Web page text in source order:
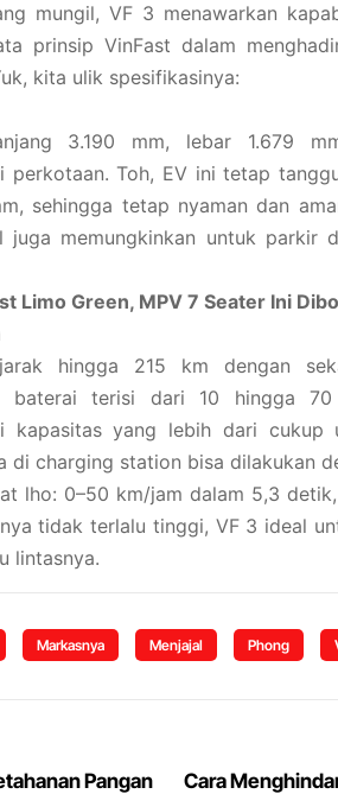
mungil, VF 3 menawarkan
prinsip VinFast dalam
kita ulik spesifikasinya:
3.190 mm, lebar 1.679
perkotaan. Toh, EV ini tetap
sehingga tetap nyaman dan
juga memungkinkan untuk parkir
Limo Green, MPV 7 Seater Ini
hingga 215 km dengan
baterai terisi dari 10 hingga
kapasitas yang lebih dari cukup
di charging station bisa dilakukan
lho: 0–50 km/jam dalam 5,3
tidak terlalu tinggi, VF 3 ideal
lintasnya.
Markasnya Menjajal Phong
Pangan
Cara